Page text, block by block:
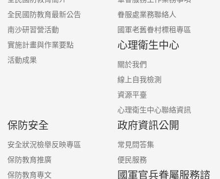
全民國防教育最新公告
南沙研習營活動
實施計畫與作業要點
活動成果
眷服處業務聯絡人
國軍老舊眷村標租專區
心理衛生中心
關於我們
線上自我檢測
資源平臺
心理衛生中心聯絡資訊
保防安全
安全狀況檢舉反映專區
保防教育推廣
保防教育專文
政府資訊公開
常見問答集
便民服務
國軍官兵眷屬服務諮